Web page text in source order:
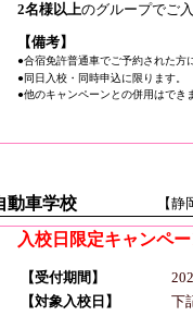
2名様以上のグループでご
【備考】
●合宿免許普通車でご予約された方
●同日入校・同時申込に限ります。
●他のキャンペーンとの併用はでき
動車学校 【
入校日限定キャンペ
【受付期間】
【対象入校日】
下